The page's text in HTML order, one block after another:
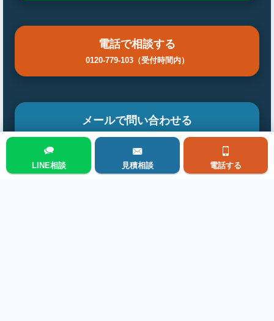
電話で相談する
0120-779-103（受付時間内）
メールで問い合わせる
フォームから24時間受付
メニュー
LINE相談 見積相談 電話する